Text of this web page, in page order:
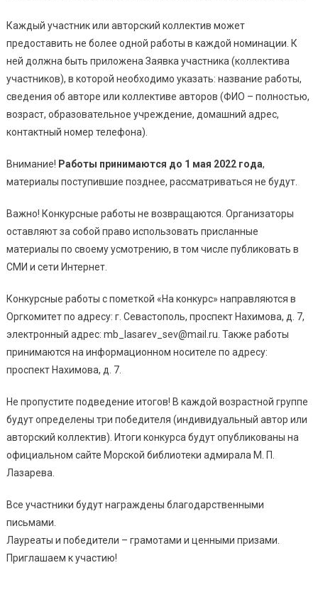
Каждый участник или авторский коллектив может
предоставить не более одной работы в каждой номинации. К
ней должна быть приложена Заявка участника (коллектива
участников), в которой необходимо указать: название работы,
сведения об авторе или коллективе авторов (ФИО – полностью,
возраст, образовательное учреждение, домашний адрес,
контактный номер телефона).
Внимание! Работы принимаются до 1 мая 2022 года,
материалы поступившие позднее, рассматриваться не будут.
Важно! Конкурсные работы не возвращаются. Организаторы
оставляют за собой право использовать присланные
материалы по своему усмотрению, в том числе публиковать в
СМИ и сети Интернет.
Конкурсные работы с пометкой «На конкурс» направляются в
Оргкомитет по адресу: г. Севастополь, проспект Нахимова, д. 7,
электронный адрес: mb_lasarev_sev@mail.ru. Также работы
принимаются на информационном носителе по адресу:
проспект Нахимова, д. 7.
Не пропустите подведение итогов! В каждой возрастной группе
будут определены три победителя (индивидуальный автор или
авторский коллектив). Итоги конкурса будут опубликованы на
официальном сайте Морской библиотеки адмирала М. П.
Лазарева.
Все участники будут награждены благодарственными
письмами.
Лауреаты и победители – грамотами и ценными призами.
Приглашаем к участию!